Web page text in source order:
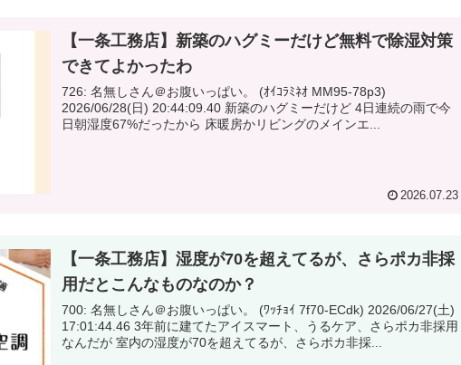
【一条工務店】新築のハグミーだけど無料で除湿対策
できてよかったわ
726: 名無しさん＠お腹いっぱい。 (ｵｲｺﾗﾐﾈｵ MM95-78p3)
2026/06/28(日) 20:44:09.40 新築のハグミーだけど 4日連続の雨で今
日朝湿度67%だったから 床暖房かリビングのメインエ...
2026.07.23
【一条工務店】湿度が70を超えてるが、さらポカ非採
用だとこんなものなのか？
700: 名無しさん＠お腹いっぱい。 (ﾜｯﾁｮｲ 7f70-ECdk) 2026/06/27(土)
17:01:44.46 3年前に建てたアイスマート、うるケア、さらポカ非採用
なんだが 室内の湿度が70を超えてるが、さらポカ非採...